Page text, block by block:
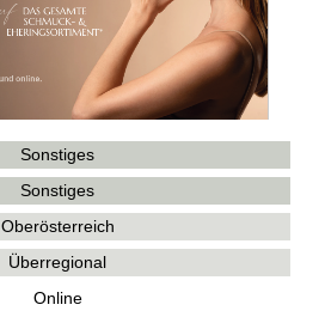
Sonstiges
Sonstiges
Oberösterreich
Überregional
Online